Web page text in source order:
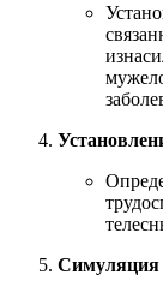
Симуляция